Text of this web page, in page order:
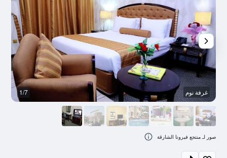
غرفة نوم 1/7
صور لـ منتجع فيرونا الشارقة